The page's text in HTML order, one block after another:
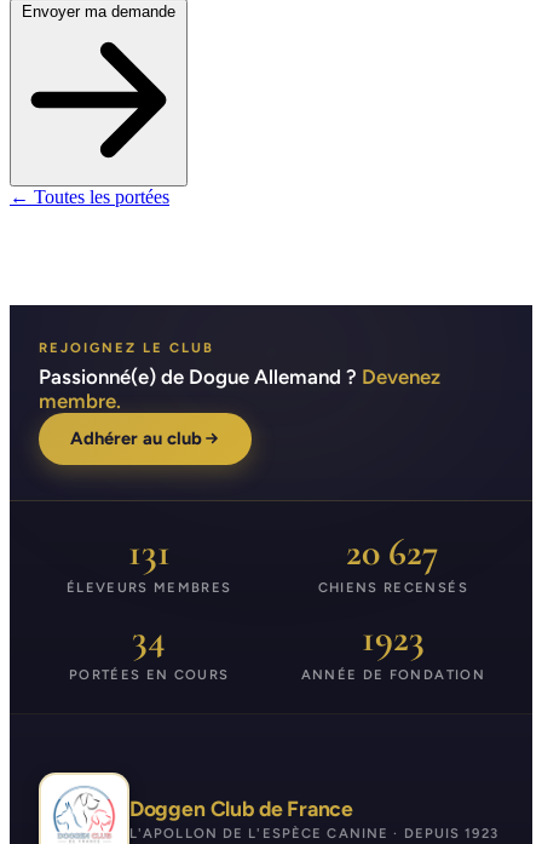
Envoyer ma demande
← Toutes les portées
REJOIGNEZ LE CLUB
Passionné(e) de Dogue Allemand ? Devenez
membre.
Adhérer au club
131
ÉLEVEURS MEMBRES
20 627
CHIENS RECENSÉS
34
PORTÉES EN COURS
1923
ANNÉE DE FONDATION
Doggen Club de France
L'APOLLON DE L'ESPÈCE CANINE · DEPUIS 1923